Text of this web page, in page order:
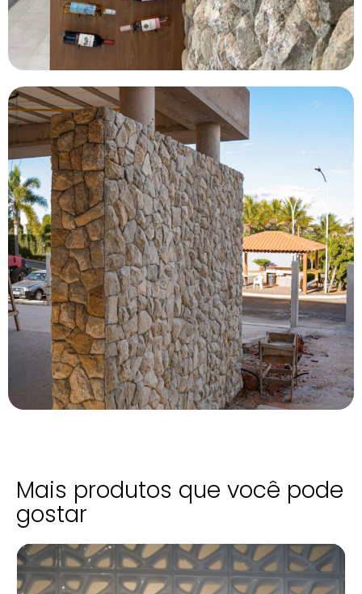
Mais produtos que você pode
gostar